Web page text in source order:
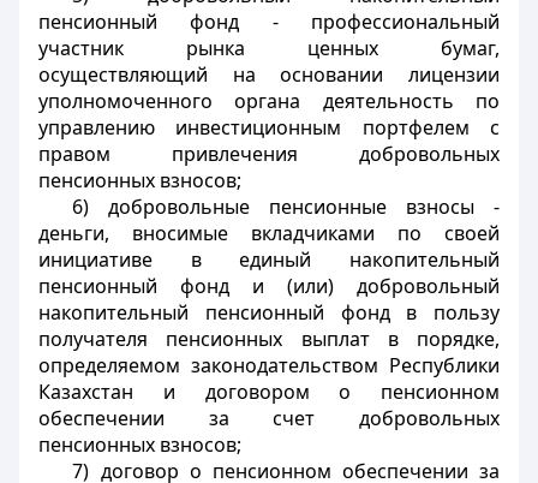
пенсионный фонд - профессиональный
участник рынка ценных бумаг,
осуществляющий на основании лицензии
уполномоченного органа деятельность по
управлению инвестиционным портфелем с
правом привлечения добровольных
пенсионных взносов;
6) добровольные пенсионные взносы -
деньги, вносимые вкладчиками по своей
инициативе в единый накопительный
пенсионный фонд и (или) добровольный
накопительный пенсионный фонд в пользу
получателя пенсионных выплат в порядке,
определяемом законодательством Республики
Казахстан и договором о пенсионном
обеспечении за счет добровольных
пенсионных взносов;
7) договор о пенсионном обеспечении за